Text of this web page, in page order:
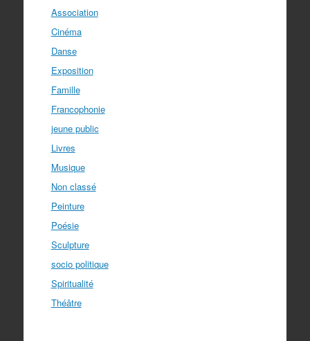
Association
Cinéma
Danse
Exposition
Famille
Francophonie
jeune public
Livres
Musique
Non classé
Peinture
Poésie
Sculpture
socio politique
Spiritualité
Théâtre